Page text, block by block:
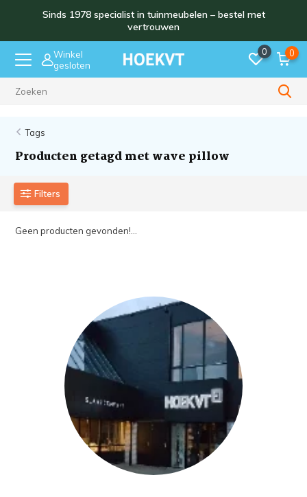
Sinds 1978 specialist in tuinmeubelen – bestel met
vertrouwen
Winkel
gesloten
0 0
Tags
Producten getagd met wave pillow
Filters
Geen producten gevonden!...